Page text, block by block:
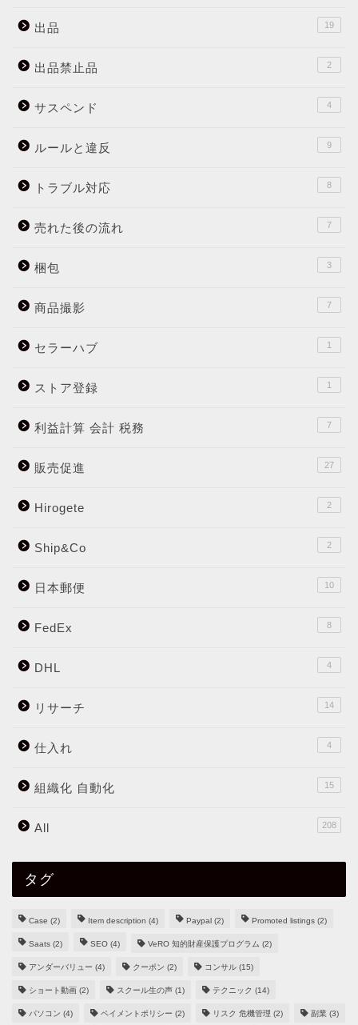
出品 19
出品禁止品 2
サスペンド 4
ルールと違反 9
トラブル対応 8
売れた後の流れ 7
梱包 3
商品撮影 7
セラーハブ 1
ストア登録 1
利益計算 会計 税務 7
販売促進 27
Hirogete 2
Ship&Co 2
日本郵便 10
FedEx 8
DHL 4
リサーチ 14
仕入れ 4
組織化 自動化 15
All 208
タグ
Case (2) Item description (4) Paypal (2) Promoted listings (2)
Saats (2) SEO (4) VeRO 知的財産保護プログラム (2)
アンダーバリュー (4) クーポン (2) コンサル (15)
ショート動画 (2) スクール生の声 (1) テクニック (14)
パソコン (4) ペイメントポリシー (2) リスク 危機管理 (2) 副業 (3)